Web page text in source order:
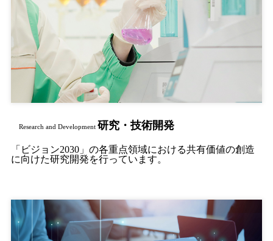
Research and Development 研究・技術開発
「ビジョン2030」の各重点領域における共有価値の創造
に向けた研究開発を行っています。